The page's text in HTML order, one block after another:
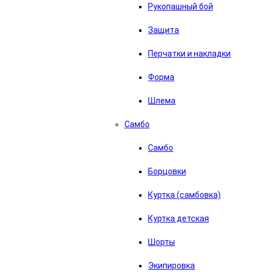
Рукопашный бой
Защита
Перчатки и накладки
Форма
Шлема
Самбо
Самбо
Борцовки
Куртка (самбовка)
Куртка детская
Шорты
Экипировка